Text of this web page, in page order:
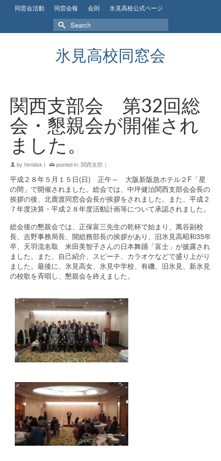
同窓会活動 同窓会報 会則 氷見高校公式ページ
Search
for:
氷見高校同窓会
関西支部会 第32回総
会・懇親会が開催され
ました。
by himidsk | posted in: 関西支部 |
平成２８年５月１５日(日) 正午～ 大阪新阪急ホテル２F「星
の間」で開催されました。総会では、中坪健治関西支部会会長の
挨拶の後、北鹿渡同窓会会長が挨拶をされました。また、平成２
７年度決算・平成２８年度活動計画等について承認されました。
総会後の懇親会では、正保富三先生の乾杯で始まり、萬谷副校
長、吉野事務局長、開総務部長の挨拶があり、旧氷見高昭和35年
卒、天羽流名取 米田美智子さんの日本舞踊「富士」が披露され
ました。また、自己紹介、スピーチ、カラオケなどで盛り上がり
ました。最後に、氷見高女、氷見中学校、有磯、旧氷見、新氷見
の校歌を斉唱し、懇親会を終えました。